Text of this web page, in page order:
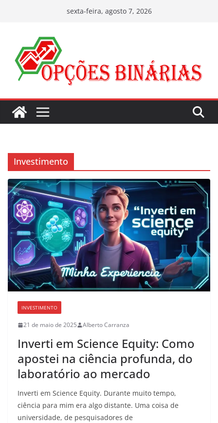
conteúdo
sexta-feira, agosto 7, 2026
Investimento
INVESTIMENTO
21 de maio de 2025 Alberto Carranza
Inverti em Science Equity: Como
apostei na ciência profunda, do
laboratório ao mercado
Inverti em Science Equity. Durante muito tempo,
ciência para mim era algo distante. Uma coisa de
universidade, de pesquisadores de